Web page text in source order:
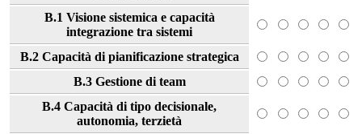
B.1 Visione sistemica e capacità
integrazione tra sistemi
B.2 Capacità di pianificazione strategica
B.3 Gestione di team
B.4 Capacità di tipo decisionale,
autonomia, terzietà